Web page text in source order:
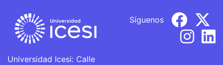
Universidad Icesi: Calle
Síguenos